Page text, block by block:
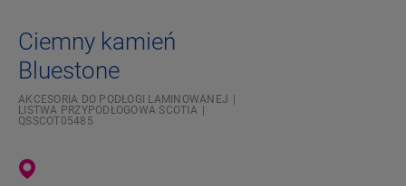
Ciemny kamień
Bluestone
AKCESORIA DO PODŁOGI LAMINOWANEJ
LISTWA PRZYPODŁOGOWA SCOTIA
QSSCOT05485